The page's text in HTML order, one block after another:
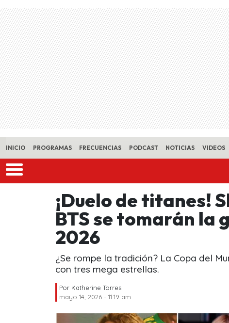
Skip to main content
INICIO PROGRAMAS FRECUENCIAS PODCAST NOTICIAS VIDEOS
¡Duelo de titanes!
BTS se tomarán la
2026
¿Se rompe la tradición? La Copa del
con tres mega estrellas.
Por Katherine Torres
mayo 14, 2026 - 11:19 am